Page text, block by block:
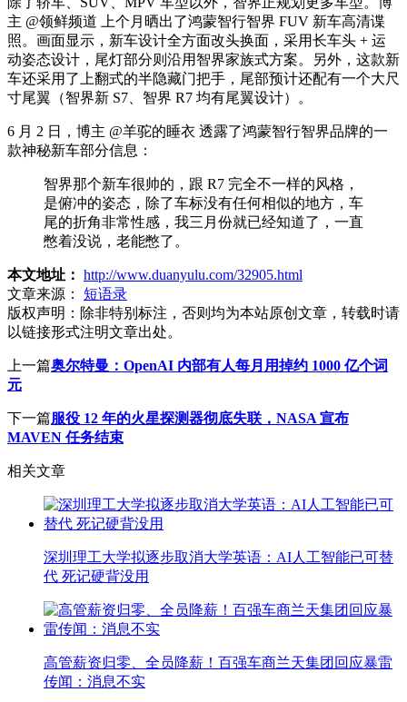
主 @领鲜频道 上个月晒出了鸿蒙智行智界 FUV 新车高清谍
照。画面显示，新车设计全方面改头换面，采用长车头 + 运
动姿态设计，尾灯部分则沿用智界家族式方案。另外，这款新
车还采用了上翻式的半隐藏门把手，尾部预计还配有一个大尺
寸尾翼（智界新 S7、智界 R7 均有尾翼设计）。
6 月 2 日，博主 @羊驼的睡衣 透露了鸿蒙智行智界品牌的一
款神秘新车部分信息：
智界那个新车很帅的，跟 R7 完全不一样的风格，
是俯冲的姿态，除了车标没有任何相似的地方，车
尾的折角非常性感，我三月份就已经知道了，一直
憋着没说，老能憋了。
本文地址： http://www.duanyulu.com/32905.html
文章来源：
短语录
版权声明： 除非特别标注，否则均为本站原创文章，转载时请
以链接形式注明文章出处。
上一篇奥尔特曼：OpenAI 内部有人每月用掉约 1000 亿个词
元
下一篇服役 12 年的火星探测器彻底失联，NASA 宣布
MAVEN 任务结束
相关文章
深圳理工大学拟逐步取消大学英语：AI人工智能已可替
代 死记硬背没用
高管薪资归零、全员降薪！百强车商兰天集团回应暴雷
传闻：消息不实